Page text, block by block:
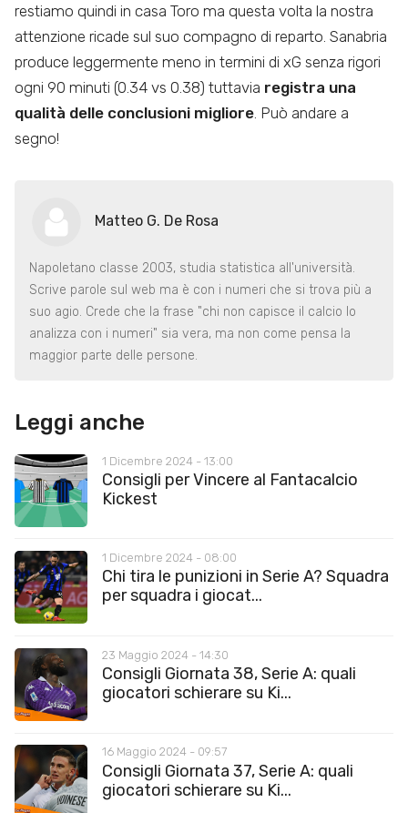
restiamo quindi in casa Toro ma questa volta la nostra
attenzione ricade sul suo compagno di reparto. Sanabria
produce leggermente meno in termini di xG senza rigori
ogni 90 minuti (0.34 vs 0.38) tuttavia registra una
qualità delle conclusioni migliore . Può andare a
segno!
Matteo G. De Rosa
Napoletano classe 2003, studia statistica all'università.
Scrive parole sul web ma è con i numeri che si trova più a
suo agio. Crede che la frase "chi non capisce il calcio lo
analizza con i numeri" sia vera, ma non come pensa la
maggior parte delle persone.
Leggi anche
1 Dicembre 2024 - 13:00
Consigli per Vincere al Fantacalcio
Kickest
1 Dicembre 2024 - 08:00
Chi tira le punizioni in Serie A? Squadra
per squadra i giocat...
23 Maggio 2024 - 14:30
Consigli Giornata 38, Serie A: quali
giocatori schierare su Ki...
16 Maggio 2024 - 09:57
Consigli Giornata 37, Serie A: quali
giocatori schierare su Ki...